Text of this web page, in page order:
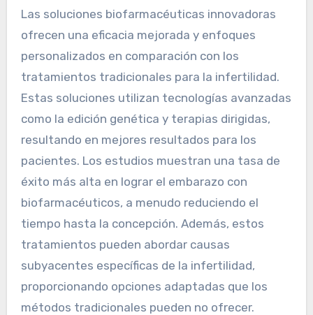
Las soluciones biofarmacéuticas innovadoras
ofrecen una eficacia mejorada y enfoques
personalizados en comparación con los
tratamientos tradicionales para la infertilidad.
Estas soluciones utilizan tecnologías avanzadas
como la edición genética y terapias dirigidas,
resultando en mejores resultados para los
pacientes. Los estudios muestran una tasa de
éxito más alta en lograr el embarazo con
biofarmacéuticos, a menudo reduciendo el
tiempo hasta la concepción. Además, estos
tratamientos pueden abordar causas
subyacentes específicas de la infertilidad,
proporcionando opciones adaptadas que los
métodos tradicionales pueden no ofrecer.